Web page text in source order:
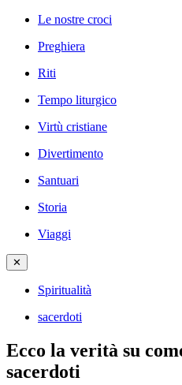
Le nostre croci
Preghiera
Riti
Tempo liturgico
Virtù cristiane
Divertimento
Santuari
Storia
Viaggi
✕
Spiritualità
sacerdoti
Ecco la verità su
sacerdoti